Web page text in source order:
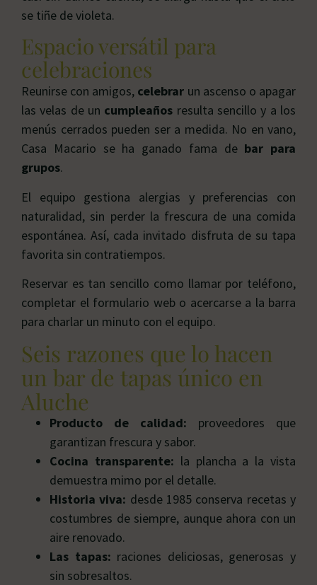
se tiñe de violeta.
Espacio versátil para
celebraciones
Reunirse con amigos, celebrar un ascenso o apagar
las velas de un cumpleaños resulta sencillo y a los
menús cerrados pueden ser a medida. No en vano,
Casa Macario se ha ganado fama de bar para
grupos.
El equipo gestiona alergias y preferencias con
naturalidad, sin perder la frescura de una comida
espontánea. Así, cada invitado disfruta de su tapa
favorita sin contratiempos.
Reservar es tan sencillo como llamar por teléfono,
completar el formulario web o acercarse a la barra
para charlar un minuto con el equipo.
Seis razones que lo hacen
un bar de tapas único en
Aluche
Producto de calidad: proveedores que
garantizan frescura y sabor.
Cocina transparente: la plancha a la vista
demuestra mimo por el detalle.
Historia viva: desde 1985 conserva recetas y
costumbres de siempre, aunque ahora con un
aire renovado.
Las tapas: raciones deliciosas, generosas y
sin sobresaltos.